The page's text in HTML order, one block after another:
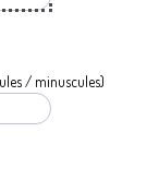
/ minuscules)